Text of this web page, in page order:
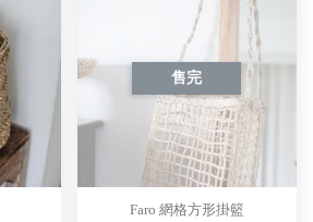
售完
Faro 網格方形掛籃